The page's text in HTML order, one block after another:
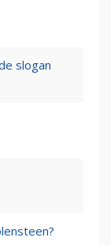
slogan